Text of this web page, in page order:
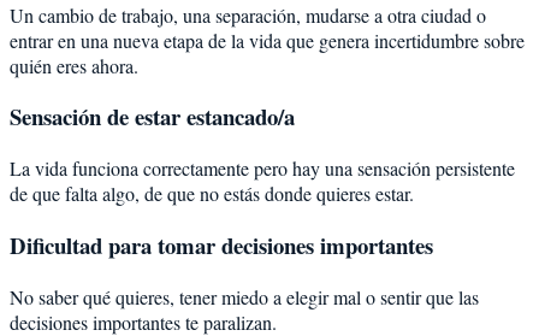
Un cambio de trabajo, una separación, mudarse a otra ciudad o
entrar en una nueva etapa de la vida que genera incertidumbre sobre
quién eres ahora.
Sensación de estar estancado/a
La vida funciona correctamente pero hay una sensación persistente
de que falta algo, de que no estás donde quieres estar.
Dificultad para tomar decisiones importantes
No saber qué quieres, tener miedo a elegir mal o sentir que las
decisiones importantes te paralizan.